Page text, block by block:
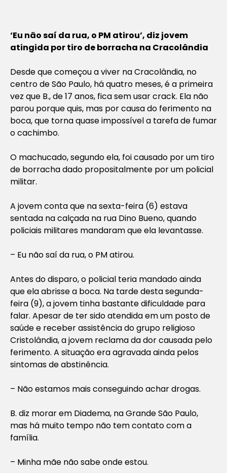
‘Eu não saí da rua, o PM atirou’, diz jovem
atingida por tiro de borracha na Cracolândia
Desde que começou a viver na Cracolândia, no
centro de São Paulo, há quatro meses, é a primeira
vez que B., de 17 anos, fica sem usar crack. Ela não
parou porque quis, mas por causa do ferimento na
boca, que torna quase impossível a tarefa de fumar
o cachimbo.
O machucado, segundo ela, foi causado por um tiro
de borracha dado propositalmente por um policial
militar.
A jovem conta que na sexta-feira (6) estava
sentada na calçada na rua Dino Bueno, quando
policiais militares mandaram que ela levantasse.
– Eu não saí da rua, o PM atirou.
Antes do disparo, o policial teria mandado ainda
que ela abrisse a boca. Na tarde desta segunda-
feira (9), a jovem tinha bastante dificuldade para
falar. Apesar de ter sido atendida em um posto de
saúde e receber assistência do grupo religioso
Cristolândia, a jovem reclama da dor causada pelo
ferimento. A situação era agravada ainda pelos
sintomas de abstinência.
– Não estamos mais conseguindo achar drogas.
B. diz morar em Diadema, na Grande São Paulo,
mas há muito tempo não tem contato com a
família.
– Minha mãe não sabe onde estou.